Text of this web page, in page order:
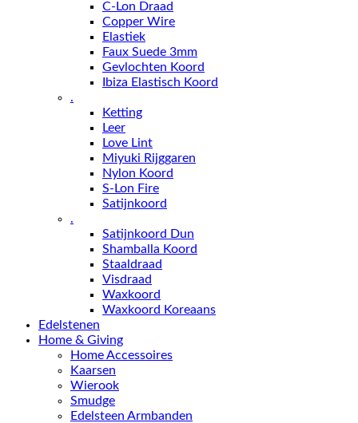
C-Lon Draad
Copper Wire
Elastiek
Faux Suede 3mm
Gevlochten Koord
Ibiza Elastisch Koord
.
Ketting
Leer
Love Lint
Miyuki Rijggaren
Nylon Koord
S-Lon Fire
Satijnkoord
.
Satijnkoord Dun
Shamballa Koord
Staaldraad
Visdraad
Waxkoord
Waxkoord Koreaans
Edelstenen
Home & Giving
Home Accessoires
Kaarsen
Wierook
Smudge
Edelsteen Armbanden